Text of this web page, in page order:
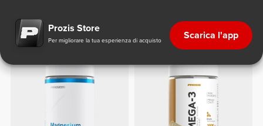
Vitamine, Minerali ed Erbe